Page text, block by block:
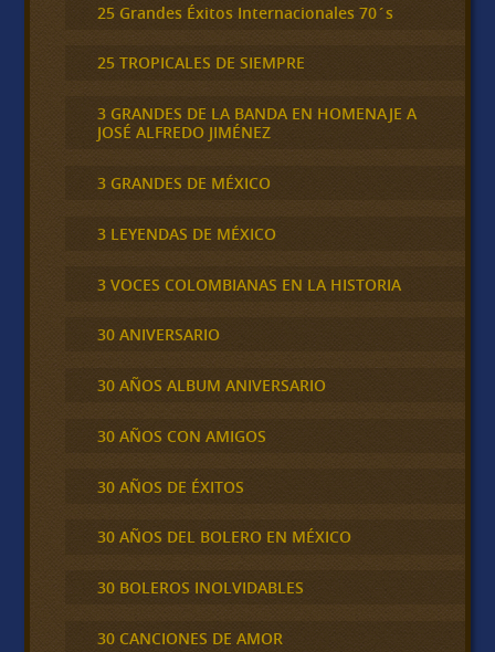
25 Grandes Éxitos Internacionales 70´s
25 TROPICALES DE SIEMPRE
3 GRANDES DE LA BANDA EN HOMENAJE A
JOSÉ ALFREDO JIMÉNEZ
3 GRANDES DE MÉXICO
3 LEYENDAS DE MÉXICO
3 VOCES COLOMBIANAS EN LA HISTORIA
30 ANIVERSARIO
30 AÑOS ALBUM ANIVERSARIO
30 AÑOS CON AMIGOS
30 AÑOS DE ÉXITOS
30 AÑOS DEL BOLERO EN MÉXICO
30 BOLEROS INOLVIDABLES
30 CANCIONES DE AMOR